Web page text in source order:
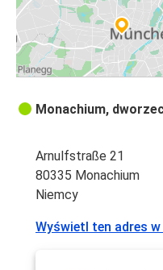
Monachium,
Arnulfstraße 21
80335 Monachium
Niemcy
Wyświetl ten adres